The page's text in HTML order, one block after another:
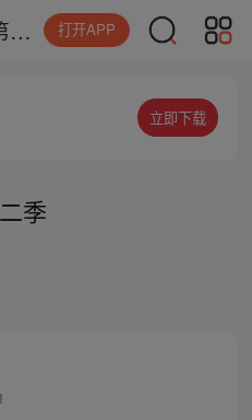
高冷教师妈妈动漫第二季 打开APP
立即下载
季